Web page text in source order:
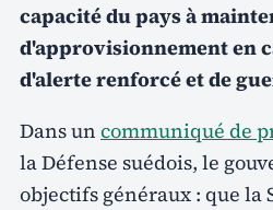
capacité du pays à
d'approvisionnement en
d'alerte renforcé et de
Dans un communiqué de
la Défense suédois, le
objectifs généraux : que la